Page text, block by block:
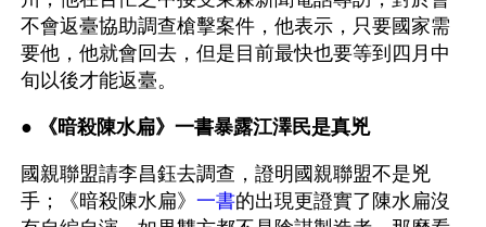
不會返臺協助調查槍擊案件，他表示，只要國家需
要他，他就會回去，但是目前最快也要等到四月中
旬以後才能返臺。
● 《暗殺陳水扁》一書暴露江澤民是真兇
國親聯盟請李昌鈺去調查，證明國親聯盟不是兇
手；《暗殺陳水扁》 一書的出現更證實了陳水扁沒